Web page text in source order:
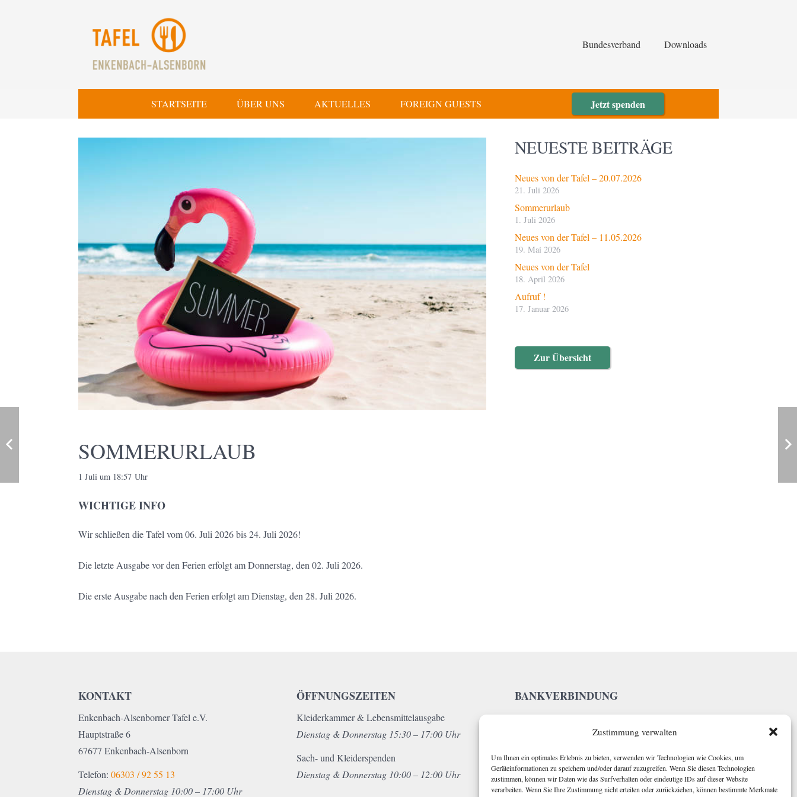
Zustimmung verwalten
Um Ihnen ein optimales Erlebnis zu bieten, verwenden wir Technologien wie Cookies, um
Geräteinformationen zu speichern und/oder darauf zuzugreifen. Wenn Sie diesen Technologien
zustimmen, können wir Daten wie das Surfverhalten oder eindeutige IDs auf dieser Website
verarbeiten. Wenn Sie Ihre Zustimmung nicht erteilen oder zurückziehen, können bestimmte Merkmale
Bundesverband Downloads
STARTSEITE ÜBER UNS AKTUELLES FOREIGN GUESTS Jetzt spenden
SOMMERURLAUB
1 Juli um 18:57 Uhr
WICHTIGE INFO
Wir schließen die Tafel vom 06. Juli 2026 bis 24. Juli 2026!
Die letzte Ausgabe vor den Ferien erfolgt am Donnerstag, den 02. Juli 2026.
Die erste Ausgabe nach den Ferien erfolgt am Dienstag, den 28. Juli 2026.
NEUESTE BEITRÄGE
Neues von der Tafel – 20.07.2026
21. Juli 2026
Sommerurlaub
1. Juli 2026
Neues von der Tafel – 11.05.2026
19. Mai 2026
Neues von der Tafel
18. April 2026
Aufruf !
17. Januar 2026
Zur Übersicht
KONTAKT
Enkenbach-Alsenborner Tafel e.V.
Hauptstraße 6
67677 Enkenbach-Alsenborn
Telefon: 06303 / 92 55 13
Dienstag & Donnerstag 10:00 – 17:00 Uhr
ÖFFNUNGSZEITEN
Kleiderkammer & Lebensmittelausgabe
Dienstag & Donnerstag 15:30 – 17:00 Uhr
Sach- und Kleiderspenden
Dienstag & Donnerstag 10:00 – 12:00 Uhr
BANKVERBINDUNG
Sparkasse Kaiserslautern